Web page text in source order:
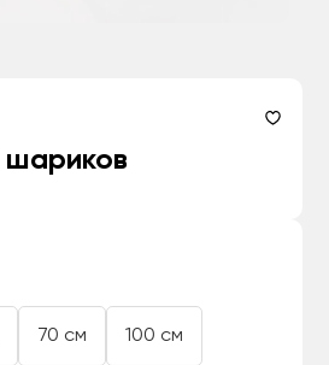
шариков
70 см 100 см